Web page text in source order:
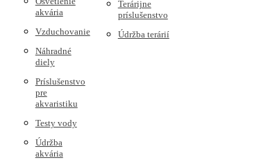
akvária
Vzduchovanie
Náhradné
diely
Príslušenstvo
pre
akvaristiku
Testy vody
Údržba
akvária
Terárijne
príslušenstvo
Údržba terárií